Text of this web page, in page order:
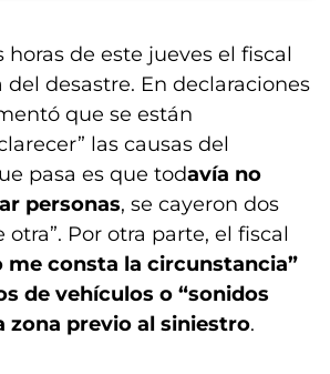
horas de este jueves el fiscal
del desastre. En declaraciones
que se están
las causas del
pasa es que todavía no
personas, se cayeron dos
otra”. Por otra parte, el fiscal
me consta la circunstancia”
de vehículos o “sonidos
zona previo al siniestro.